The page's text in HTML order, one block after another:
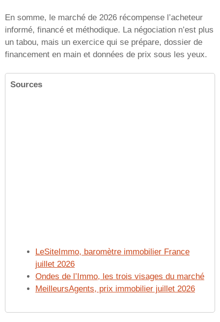
En somme, le marché de 2026 récompense l’acheteur
informé, financé et méthodique. La négociation n’est plus
un tabou, mais un exercice qui se prépare, dossier de
financement en main et données de prix sous les yeux.
Sources
LeSiteImmo, baromètre immobilier France
juillet 2026
Ondes de l’Immo, les trois visages du marché
MeilleursAgents, prix immobilier juillet 2026